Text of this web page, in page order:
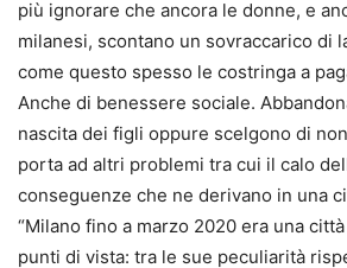
più ignorare che ancora le donne, e
milanesi, scontano un sovraccarico di
come questo spesso le costringa a
Anche di benessere sociale.
nascita dei figli oppure scelgono di
porta ad altri problemi tra cui il calo
conseguenze che ne derivano in una
“Milano fino a marzo 2020 era una
punti di vista: tra le sue peculiarità